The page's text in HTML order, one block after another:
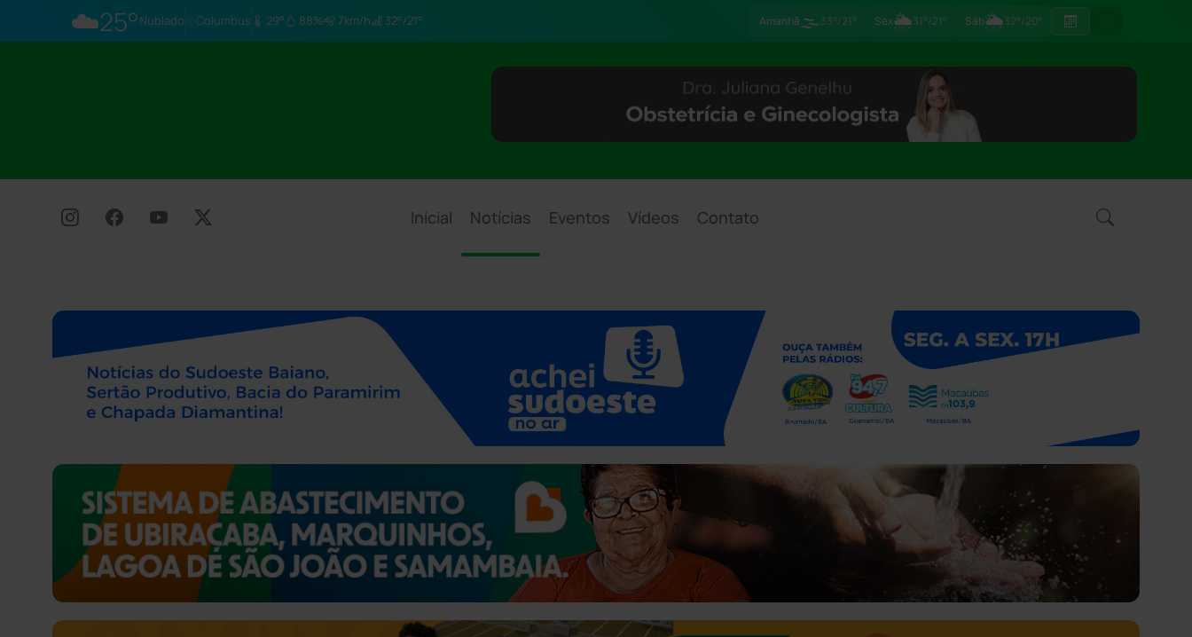
☁️25°Nublado Columbus 29° 88% 7km/h 32°/21° Amanhã🌫️33°/21° Sex🌦31°/21° Sáb🌦32°/20°
Inicial Notícias Eventos Vídeos Contato